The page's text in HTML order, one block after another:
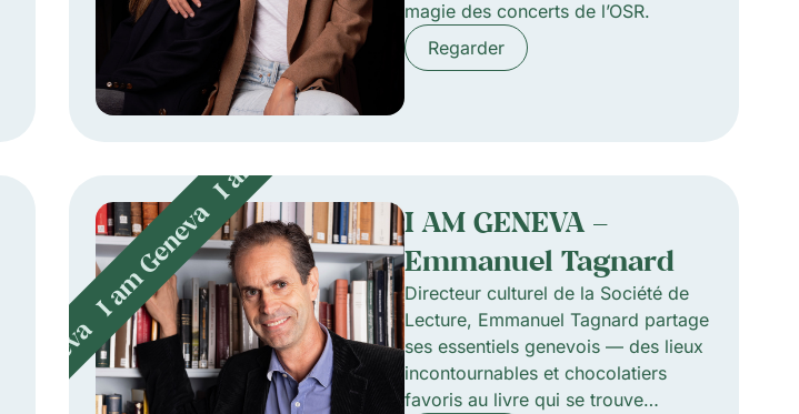
magie des concerts de l’OSR.
Regarder
I AM GENEVA –
Emmanuel Tagnard
Directeur culturel de la Société de
Lecture, Emmanuel Tagnard partage
ses essentiels genevois — des lieux
incontournables et chocolatiers
favoris au livre qui se trouve